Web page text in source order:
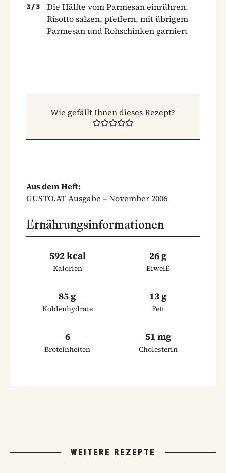
3 / 3
Die Hälfte vom Parmesan einrühren.
Risotto salzen, pfeffern, mit übrigem
Parmesan und Rohschinken garniert
Wie gefällt Ihnen dieses Rezept?
Aus dem Heft:
GUSTO.AT Ausgabe – November 2006
Ernährungsinformationen
592 kcal
Kalorien
26 g
Eiweiß
85 g
Kohlenhydrate
13 g
Fett
6
Broteinheiten
51 mg
Cholesterin
WEITERE REZEPTE